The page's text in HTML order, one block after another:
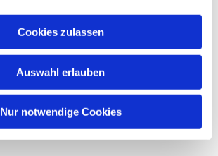
Cookies zulassen
Auswahl erlauben
Nur notwendige Cookies